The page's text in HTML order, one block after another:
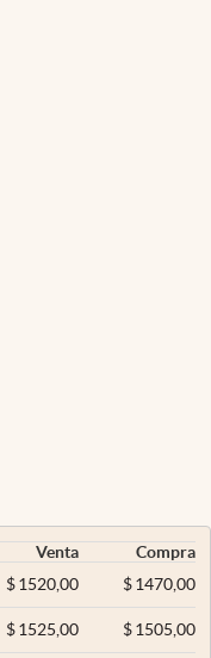
Venta
Compra
$ 1520,00 $1470,00
$ 1525,00 $1505,00